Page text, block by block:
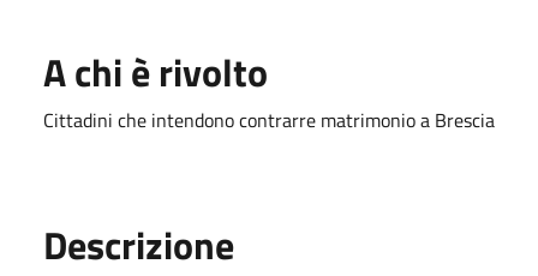
A chi è rivolto
Cittadini che intendono contrarre matrimonio a Brescia
Descrizione